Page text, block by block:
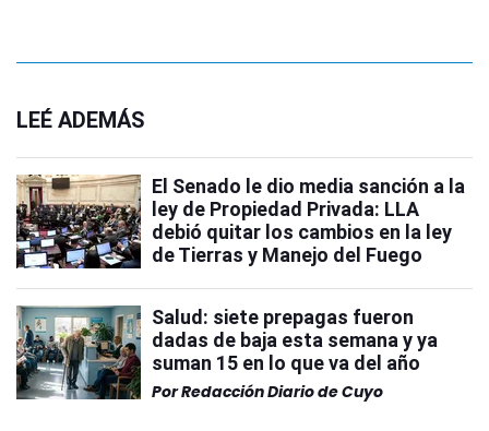
LEÉ ADEMÁS
El Senado le dio media sanción a la
ley de Propiedad Privada: LLA
debió quitar los cambios en la ley
de Tierras y Manejo del Fuego
Salud: siete prepagas fueron
dadas de baja esta semana y ya
suman 15 en lo que va del año
PorRedacción Diario de Cuyo